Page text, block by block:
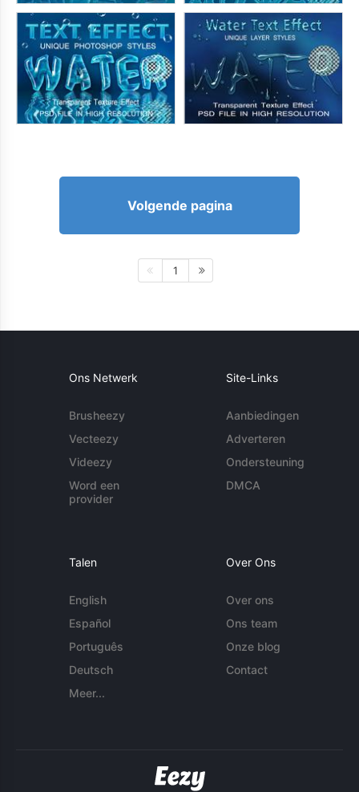
Volgende pagina
1
Ons Netwerk
Brusheezy
Vecteezy
Videezy
Word een
provider
Site-Links
Aanbiedingen
Adverteren
Ondersteuning
DMCA
Talen
English
Español
Português
Deutsch
Meer...
Over Ons
Over ons
Ons team
Onze blog
Contact